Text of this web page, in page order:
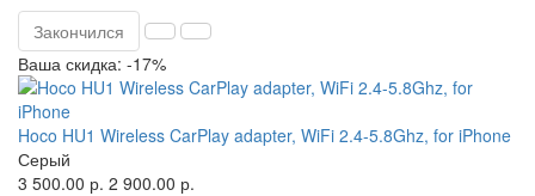
Закончился
Ваша скидка: -17%
Hoco HU1 Wireless CarPlay adapter, WiFi 2.4-5.8Ghz, for iPhone
Серый
3 500.00 р. 2 900.00 р.